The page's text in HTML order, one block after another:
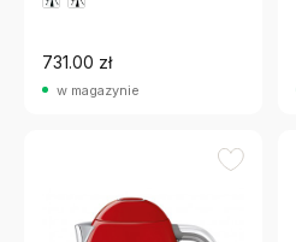
731.00 zł
w magazynie